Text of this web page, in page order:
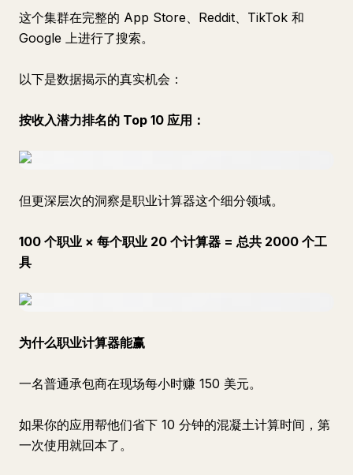
这个集群在完整的 App Store、Reddit、TikTok 和
Google 上进行了搜索。
以下是数据揭示的真实机会：
按收入潜力排名的 Top 10 应用：
但更深层次的洞察是职业计算器这个细分领域。
100 个职业 × 每个职业 20 个计算器 = 总共 2000 个工
具
为什么职业计算器能赢
一名普通承包商在现场每小时赚 150 美元。
如果你的应用帮他们省下 10 分钟的混凝土计算时间，第
一次使用就回本了。